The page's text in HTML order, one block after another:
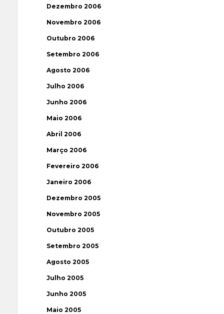
Dezembro 2006
Novembro 2006
Outubro 2006
Setembro 2006
Agosto 2006
Julho 2006
Junho 2006
Maio 2006
Abril 2006
Março 2006
Fevereiro 2006
Janeiro 2006
Dezembro 2005
Novembro 2005
Outubro 2005
Setembro 2005
Agosto 2005
Julho 2005
Junho 2005
Maio 2005